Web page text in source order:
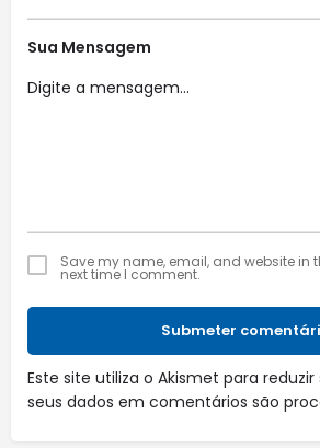
Sua Mensagem
Save my name, email, and website in
next time I comment.
Submeter
Este site utiliza o Akismet para reduzir
seus dados em comentários são